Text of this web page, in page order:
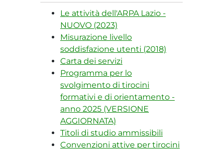
Le attività dell'ARPA Lazio -
NUOVO (2023)
Misurazione livello
soddisfazione utenti (2018)
Carta dei servizi
Programma per lo
svolgimento di tirocini
formativi e di orientamento -
anno 2025 (VERSIONE
AGGIORNATA)
Titoli di studio ammissibili
Convenzioni attive per tirocini